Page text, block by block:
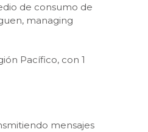
de consumo de
managing
Pacífico, con 1
mensajes